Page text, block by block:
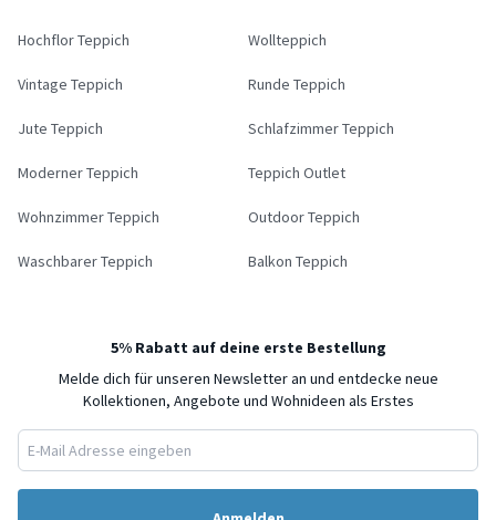
Hochflor Teppich Wollteppich
Vintage Teppich Runde Teppich
Jute Teppich Schlafzimmer Teppich
Moderner Teppich Teppich Outlet
Wohnzimmer Teppich Outdoor Teppich
Waschbarer Teppich Balkon Teppich
5% Rabatt auf deine erste Bestellung
Melde dich für unseren Newsletter an und entdecke neue
Kollektionen, Angebote und Wohnideen als Erstes